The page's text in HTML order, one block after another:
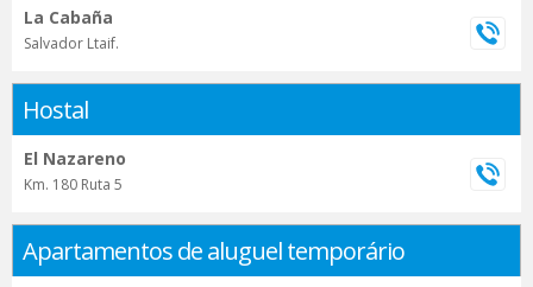
La Cabaña
Salvador Ltaif.
Hostal
El Nazareno
Km. 180 Ruta 5
Apartamentos de aluguel temporário